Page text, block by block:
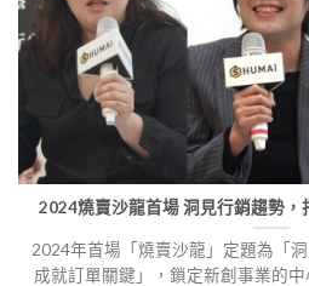
2024燒賣沙龍首場 洞見行銷趨勢
2024年首場「燒賣沙龍」定題為「
成就訂單關鍵」，鎖定新創事業的